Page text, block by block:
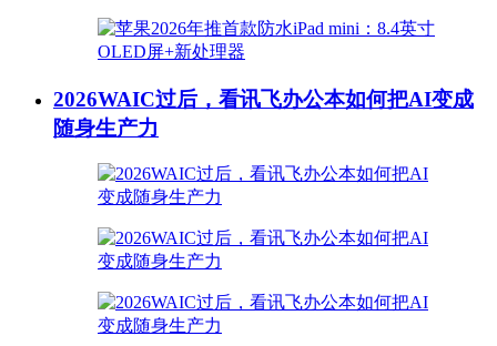
2026WAIC过后，看讯飞办公本如何把AI变成
随身生产力